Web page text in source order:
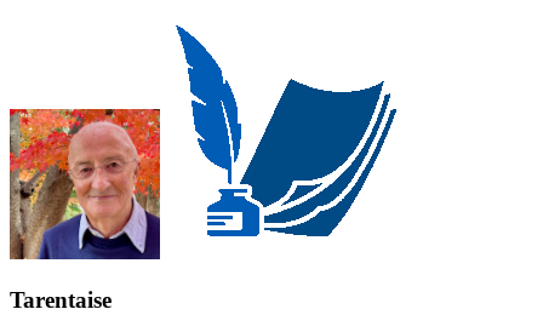
Tarentaise